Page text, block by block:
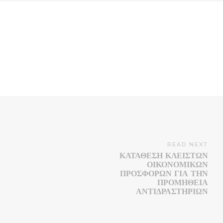
READ NEXT
ΚΑΤΑΘΕΣΗ ΚΛΕΙΣΤΩΝ
ΟΙΚΟΝΟΜΙΚΩΝ
ΠΡΟΣΦΟΡΩΝ ΓΙΑ ΤΗΝ
ΠΡΟΜΗΘΕΙΑ
ΑΝΤΙΔΡΑΣΤΗΡΙΩΝ